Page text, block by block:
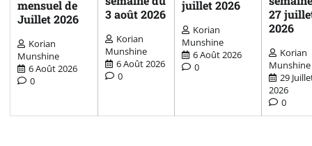
mensuel de
Juillet 2026
Korian
Munshine
6 Août 2026
0
3 août 2026
Korian
Munshine
6 Août 2026
0
juillet 2026
Korian
Munshine
6 Août 2026
0
27
2026
Korian
Munshine
29
2026
0